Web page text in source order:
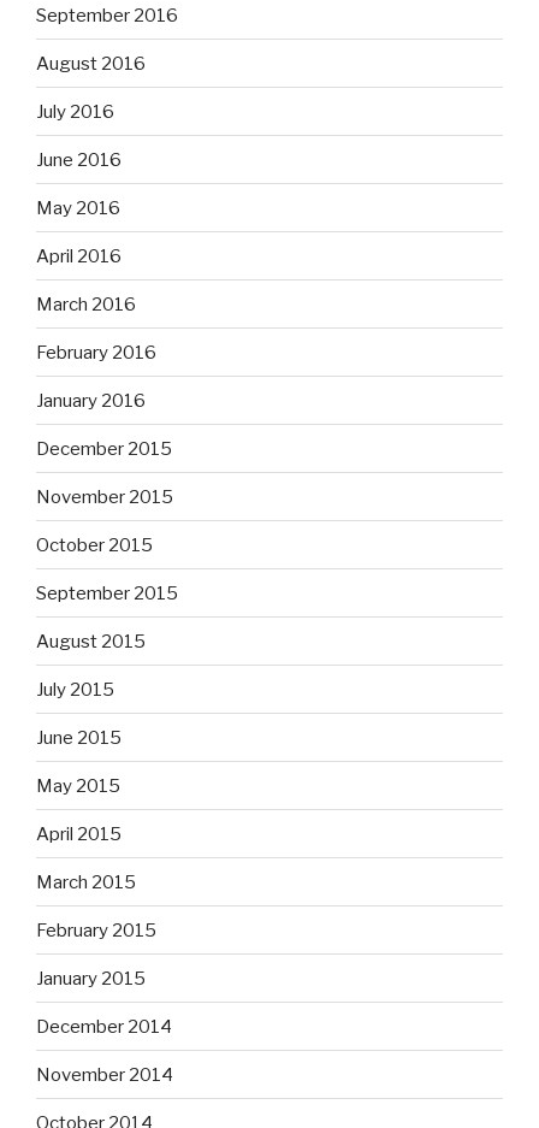
September 2016
August 2016
July 2016
June 2016
May 2016
April 2016
March 2016
February 2016
January 2016
December 2015
November 2015
October 2015
September 2015
August 2015
July 2015
June 2015
May 2015
April 2015
March 2015
February 2015
January 2015
December 2014
November 2014
October 2014